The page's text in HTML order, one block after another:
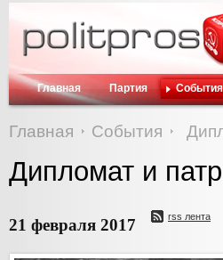
Главная Партия События
Главная События
Дипломат и
21 февраля 2017 rss лента